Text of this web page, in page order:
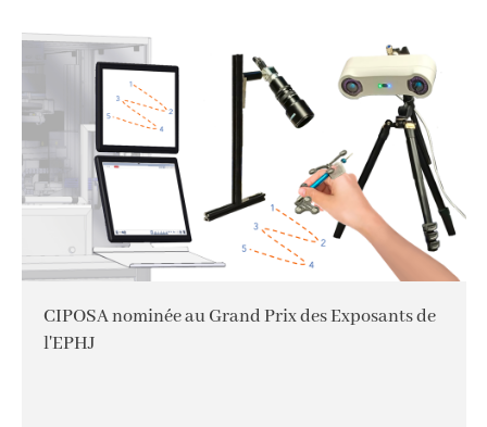
CIPOSA nominée au Grand Prix des Exposants de
l'EPHJ